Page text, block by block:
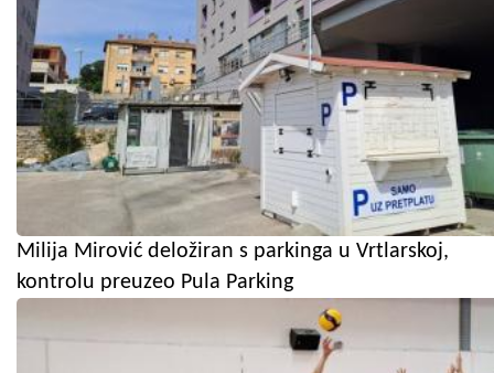
Milija Mirović deložiran s parkinga u Vrtlarskoj,
kontrolu preuzeo Pula Parking